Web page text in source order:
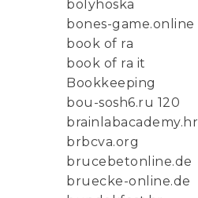
bolyhoska
bones-game.online
book of ra
book of ra it
Bookkeeping
bou-sosh6.ru 120
brainlabacademy.hr
brbcva.org
brucebetonline.de
bruecke-online.de